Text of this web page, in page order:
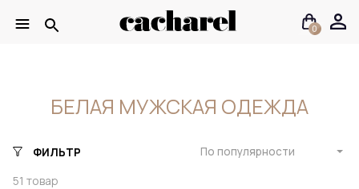
0
БЕЛАЯ МУЖСКАЯ ОДЕЖДА
ФИЛЬТР
51 товар
По популярности